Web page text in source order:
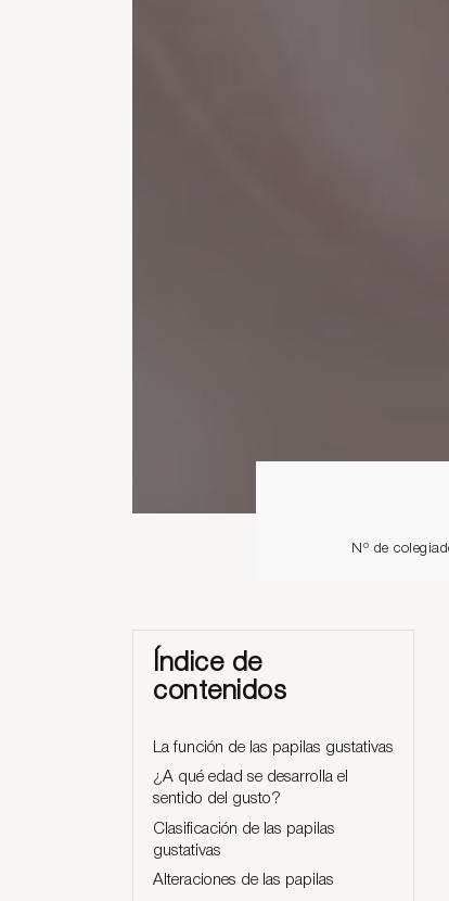
Nº de
Índice de
contenidos
La función de las papilas gustativas
¿A qué edad se desarrolla el
sentido del gusto?
Clasificación de las papilas
gustativas
Alteraciones de las papilas